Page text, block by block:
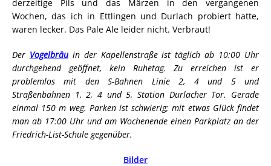
derzeitige Pils und das Märzen in den vergangenen
Wochen, das ich in Ettlingen und Durlach probiert hatte,
waren lecker. Das Pale Ale leider nicht. Verbraut!
Der Vogelbräuin der Kapellenstraße ist täglich ab 10:00 Uhr
durchgehend geöffnet, kein Ruhetag. Zu erreichen ist er
problemlos mit den S-Bahnen Linie 2, 4 und 5 und
Straßenbahnen 1, 2, 4 und 5, Station Durlacher Tor. Gerade
einmal 150 m weg. Parken ist schwierig; mit etwas Glück findet
man ab 17:00 Uhr und am Wochenende einen Parkplatz an der
Friedrich-List-Schule gegenüber.
Bilder